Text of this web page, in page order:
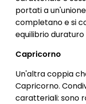
portati a
completano e si
equilibrio duraturo
Capricorno
Un'altra coppia
Capricorno.
caratteriali: sono
your household as well
of advertising
You can find more
our Data Protection
withdraw your consent
the footer. For more
on this website,
detailed information on
below”.